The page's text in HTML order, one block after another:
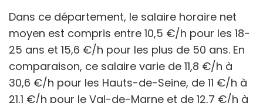
Dans ce département, le salaire horaire net
moyen est compris entre 10,5 €/h pour les 18-
25 ans et 15,6 €/h pour les plus de 50 ans. En
comparaison, ce salaire varie de 11,8 €/h à
30,6 €/h pour les Hauts-de-Seine, de 11 €/h à
21,1 €/h pour le Val-de-Marne et de 12,7 €/h à